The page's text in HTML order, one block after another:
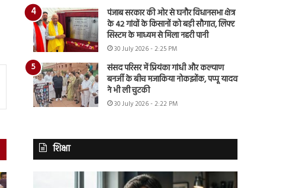
पंजाब सरकार की ओर से घनौर विधानसभा क्षेत्र
के 42 गांवों के किसानों को बड़ी सौगात, लिफ्ट
सिस्टम के माध्यम से मिला नहरी पानी
30 July 2026 - 2:25 PM
संसद परिसर में प्रियंका गांधी और कल्याण
बनर्जी के बीच मजाकिया नोकझोंक, पप्पू यादव
ने भी ली चुटकी
30 July 2026 - 2:22 PM
शिक्षा